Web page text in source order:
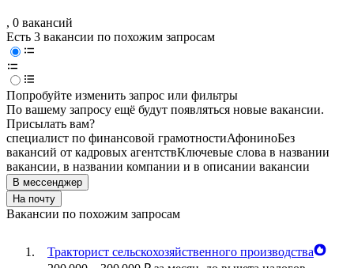
, 0 вакансий
Есть 3 вакансии по похожим запросам
Попробуйте изменить запрос или фильтры
По вашему запросу ещё будут появляться новые вакансии.
Присылать вам?
специалист по финансовой грамотностиАфониноБез
вакансий от кадровых агентствКлючевые слова в названии
вакансии, в названии компании и в описании вакансии
В мессенджер
На почту
Вакансии по похожим запросам
Тракторист сельскохозяйственного производства